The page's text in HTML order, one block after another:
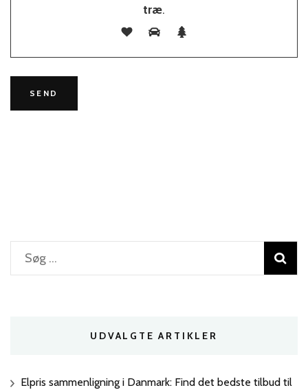
træ.
Søg
efter:
UDVALGTE ARTIKLER
Elpris sammenligning i Danmark: Find det bedste tilbud til